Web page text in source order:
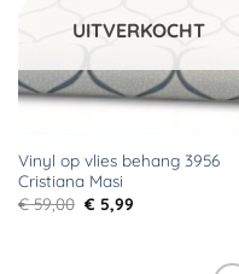
UITVERKOCHT
Vinyl op vlies behang 3956
Cristiana Masi
€59,00 Oorspronkelijke
prijs
€ 5,99Huidige